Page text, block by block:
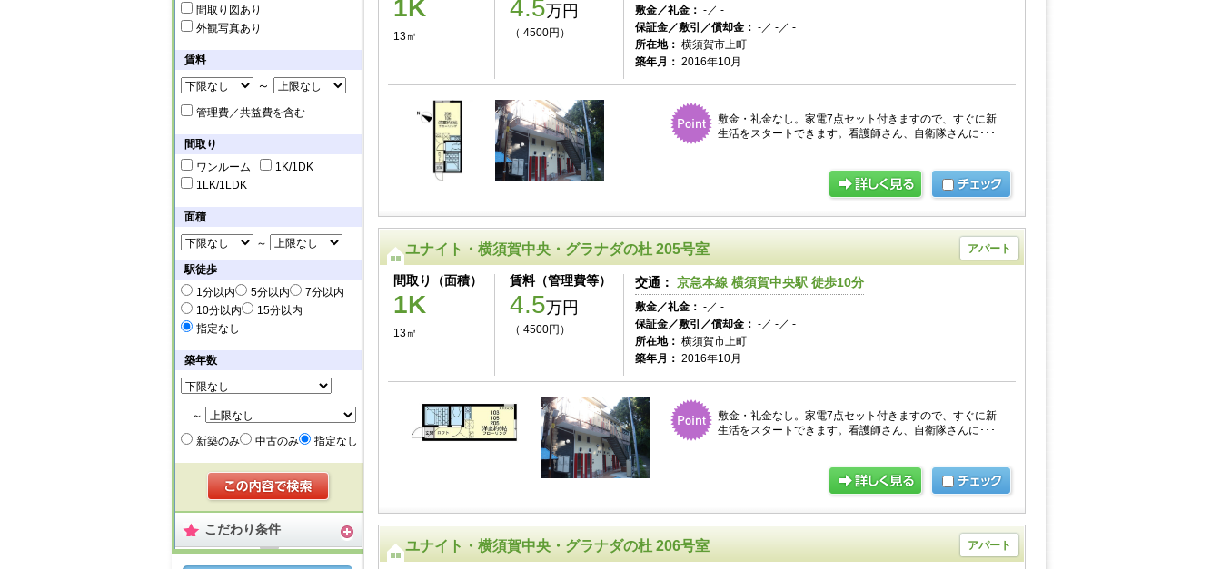
間取り図あり
外観写真あり
賃料
～
管理費／共益費を含む
間取り
ワンルーム
1K/1DK
1LK/1LDK
面積
～
駅徒歩
1分以内
5分以内
7分以内
10分以内
15分以内
指定なし
築年数
～
新築のみ
中古のみ 指定なし
こだわり条件
1K
13㎡
4.5万円
（ 4500円）
敷金／礼金： -／ -
保証金／敷引／償却金： -／ -／ -
所在地： 横須賀市上町
築年月： 2016年10月
敷金・礼金なし。家電7点セット付きますので、すぐに新
生活をスタートできます。看護師さん、自衛隊さんに･･･
ユナイト・横須賀中央・グラナダの杜 205号室 アパート
間取り（面積）
1K
13㎡
賃料（管理費等）
4.5万円
（ 4500円）
交通： 京急本線 横須賀中央駅 徒歩10分
敷金／礼金： -／ -
保証金／敷引／償却金： -／ -／ -
所在地： 横須賀市上町
築年月： 2016年10月
敷金・礼金なし。家電7点セット付きますので、すぐに新
生活をスタートできます。看護師さん、自衛隊さんに･･･
ユナイト・横須賀中央・グラナダの杜 206号室 アパート